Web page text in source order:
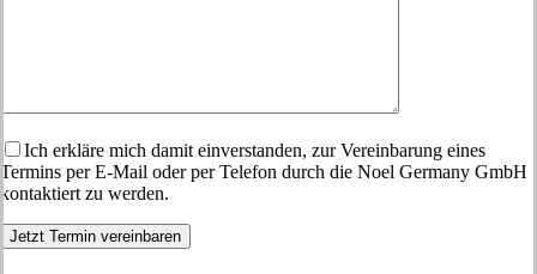
Ich erkläre mich damit einverstanden, zur Vereinbarung eines
Termins per E-Mail oder per Telefon durch die Noel Germany GmbH
kontaktiert zu werden.